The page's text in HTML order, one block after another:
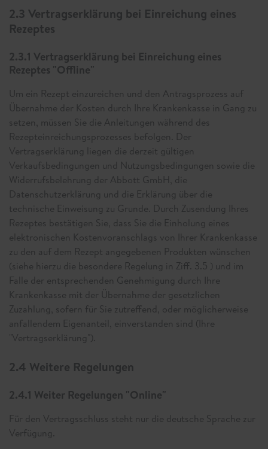
2.3 Vertragserklärung bei Einreichung eines
Rezeptes
2.3.1 Vertragserklärung bei Einreichung eines
Rezeptes "Offline"
Um ein Rezept einzureichen und den Antragsprozess auf
Übernahme der Kosten durch Ihre Krankenkasse in Gang zu
setzen, müssen Sie die Anleitungen während des
Rezepteinreichungsprozesses befolgen. Der
Vertragserklärung liegen die derzeit gültigen
Verkaufsbedingungen und Nutzungsbedingungen sowie die
Widerrufsbelehrung der Abbott GmbH, die
Datenschutzerklärung und die Erklärung über die
technische Einweisung zu Grunde. Durch Zusendung Ihres
Rezeptes bestätigen Sie, dass Sie die Einholung eines
elektronischen Kostenvoranschlags von Ihrer Krankenkasse
zu den auf dem Rezept angegebenen Produkten wünschen
(siehe hierzu die besondere Regelung in Ziff. 3.5 ) und im
Falle der entsprechenden Genehmigung durch Ihre
Krankenkasse mit der Übernahme der gesetzlichen
Zuzahlung, sofern für Sie zutreffend, oder möglicherweise
anfallendem Eigenanteil, einverstanden sind (Ihre
"Vertragserklärung").
2.4 Weitere Regelungen
2.4.1 Weiter Regelungen "Online"
Für den Vertragsschluss steht nur die deutsche Sprache zur
Verfügung.